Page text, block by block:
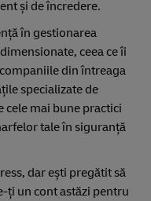
și de încredere.
în gestionarea
ceea ce îi
din întreaga
specializate de
cele mai bune practici
tale în siguranță
dar ești pregătit să
ți un cont astăzi pentru